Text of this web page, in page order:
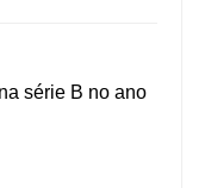
série B no ano